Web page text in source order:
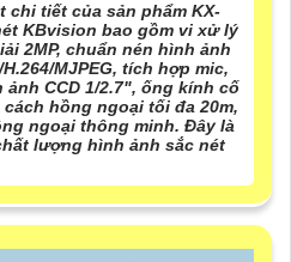
chi tiết của sản phẩm KX-
KBvision bao gồm vi xử lý
2MP, chuẩn nén hình ảnh
H.264/MJPEG, tích hợp mic,
CCD 1/2.7", ống kính cố
hồng ngoại tối đa 20m,
ngoại thông minh. Đây là
lượng hình ảnh sắc nét